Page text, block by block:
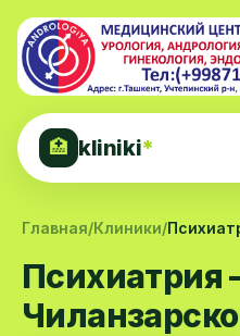
🏥 kliniki*
Главная/Клиники/
Психиатрия